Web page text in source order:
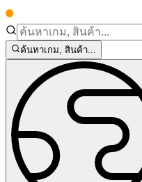
ค้นหาเกม, สินค้า...